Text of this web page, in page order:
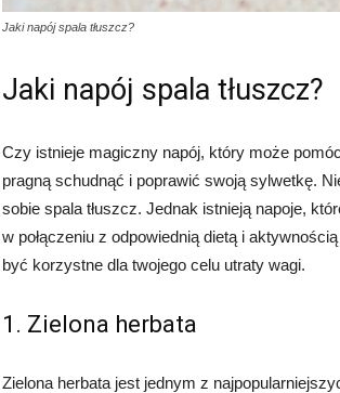
Jaki napój spala tłuszcz?
Jaki napój spala tłuszcz?
Czy istnieje magiczny napój, który może
pragną schudnąć i poprawić swoją sylwetkę.
sobie spala tłuszcz. Jednak istnieją napoje,
w połączeniu z odpowiednią dietą i
być korzystne dla twojego celu utraty wagi.
1. Zielona herbata
Zielona herbata jest jednym z